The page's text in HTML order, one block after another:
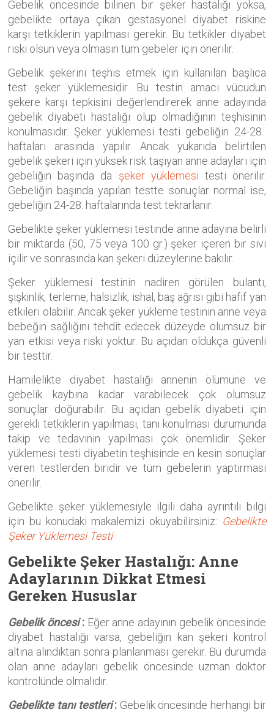
Gebelik öncesinde bilinen bir şeker hastalığı yoksa,
gebelikte ortaya çıkan gestasyonel diyabet riskine
karşı tetkiklerin yapılması gerekir. Bu tetkikler diyabet
riski olsun veya olmasın tüm gebeler için önerilir.
Gebelik şekerini teşhis etmek için kullanılan başlıca
test şeker yüklemesidir. Bu testin amacı vücudun
şekere karşı tepkisini değerlendirerek anne adayında
gebelik diyabeti hastalığı olup olmadığının teşhisinin
konulmasıdır. Şeker yüklemesi testi gebeliğin 24-28.
haftaları arasında yapılır. Ancak yukarıda belirtilen
gebelik şekeri için yüksek risk taşıyan anne adayları için
gebeliğin başında da şeker yüklemesi testi önerilir.
Gebeliğin başında yapılan testte sonuçlar normal ise,
gebeliğin 24-28. haftalarında test tekrarlanır.
Gebelikte şeker yüklemesi testinde anne adayına belirli
bir miktarda (50, 75 veya 100 gr.) şeker içeren bir sıvı
içilir ve sonrasında kan şekeri düzeylerine bakılır.
Şeker yüklemesi testinin nadiren görülen bulantı,
şişkinlik, terleme, halsizlik, ishal, baş ağrısı gibi hafif yan
etkileri olabilir. Ancak şeker yükleme testinin anne veya
bebeğin sağlığını tehdit edecek düzeyde olumsuz bir
yan etkisi veya riski yoktur. Bu açıdan oldukça güvenli
bir testtir.
Hamilelikte diyabet hastalığı annenin ölümüne ve
gebelik kaybına kadar varabilecek çok olumsuz
sonuçlar doğurabilir. Bu açıdan gebelik diyabeti için
gerekli tetkiklerin yapılması, tanı konulması durumunda
takip ve tedavinin yapılması çok önemlidir. Şeker
yüklemesi testi diyabetin teşhisinde en kesin sonuçlar
veren testlerden biridir ve tüm gebelerin yaptırması
önerilir.
Gebelikte şeker yüklemesiyle ilgili daha ayrıntılı bilgi
için bu konudaki makalemizi okuyabilirsiniz: Gebelikte
Şeker Yüklemesi Testi
Gebelikte Şeker Hastalığı: Anne
Adaylarının Dikkat Etmesi
Gereken Hususlar
Gebelik öncesi: Eğer anne adayının gebelik öncesinde
diyabet hastalığı varsa, gebeliğin kan şekeri kontrol
altına alındıktan sonra planlanması gerekir. Bu durumda
olan anne adayları gebelik öncesinde uzman doktor
kontrolünde olmalıdır.
Gebelikte tanı testleri: Gebelik öncesinde herhangi bir